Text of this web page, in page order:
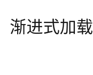
渐进式加载